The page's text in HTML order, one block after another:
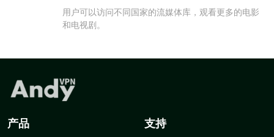
用户可以访问不同国家的流媒体库，观看更多的电影
和电视剧。
产品 支持